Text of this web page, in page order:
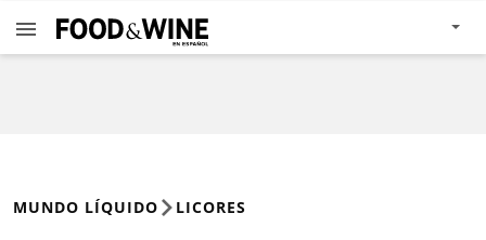
MUNDO LÍQUIDO LICORES